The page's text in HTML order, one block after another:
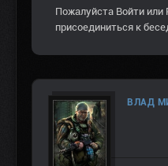
Пожалуйста Войти или
присоединиться к
ВЛАД